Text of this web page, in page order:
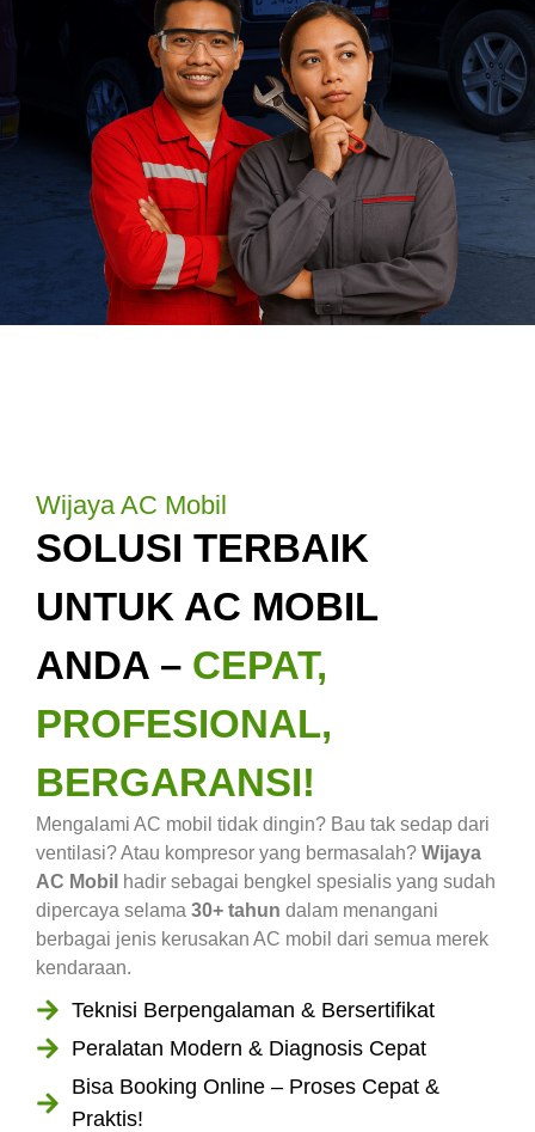
Wijaya AC Mobil
SOLUSI TERBAIK
UNTUK AC MOBIL
ANDA – CEPAT,
PROFESIONAL,
BERGARANSI!
Mengalami AC mobil tidak dingin? Bau tak sedap dari
ventilasi? Atau kompresor yang bermasalah? Wijaya
AC Mobil hadir sebagai bengkel spesialis yang sudah
dipercaya selama 30+ tahun dalam menangani
berbagai jenis kerusakan AC mobil dari semua merek
kendaraan.
Teknisi Berpengalaman & Bersertifikat
Peralatan Modern & Diagnosis Cepat
Bisa Booking Online – Proses Cepat &
Praktis!